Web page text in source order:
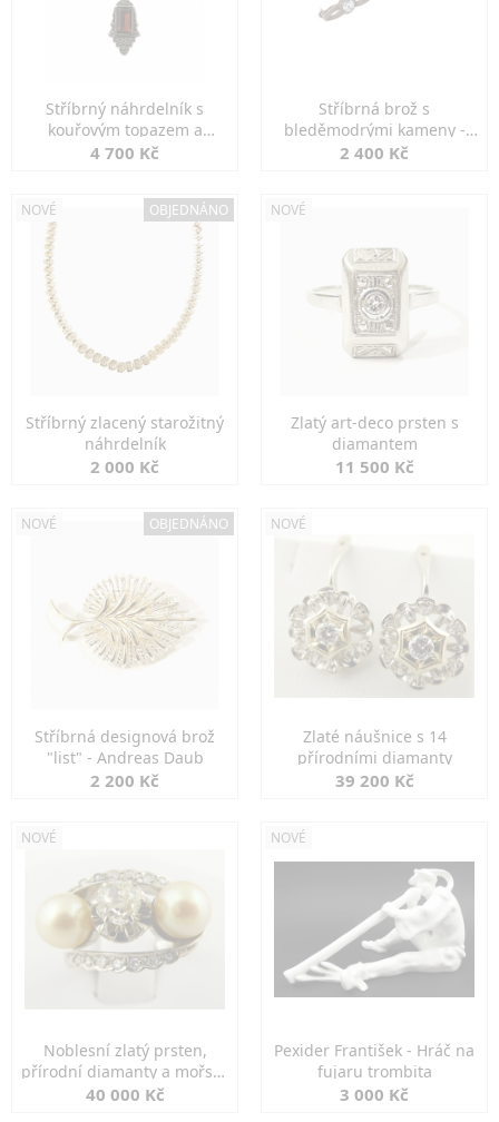
Stříbrný náhrdelník s
kouřovým topazem a
markazity
4 700 Kč
Stříbrná brož s
bleděmodrými kameny -
jemná elegance
2 400 Kč
NOVÉ OBJEDNÁNO
Stříbrný zlacený starožitný
náhrdelník
2 000 Kč
NOVÉ
Zlatý art-deco prsten s
diamantem
11 500 Kč
NOVÉ OBJEDNÁNO
Stříbrná designová brož
"list" - Andreas Daub
2 200 Kč
NOVÉ
Zlaté náušnice s 14
přírodními diamanty
39 200 Kč
NOVÉ
Noblesní zlatý prsten,
přírodní diamanty a mořské
perly
40 000 Kč
NOVÉ
Pexider František - Hráč na
fujaru trombita
3 000 Kč